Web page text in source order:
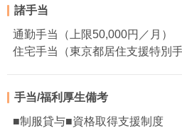
諸手当
通勤手当（上限50,000円／月）
住宅手当（東京都居住支援特別
手当/福利厚生備考
■制服貸与■資格取得支援制度